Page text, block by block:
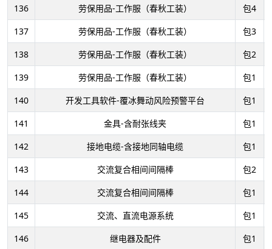
136
劳保用品-工作服（春秋工装）
包4
137
劳保用品-工作服（春秋工装）
包3
138
劳保用品-工作服（春秋工装）
包2
139
劳保用品-工作服（春秋工装）
包1
140
开发工具软件-覆冰舞动风险预警平台
包1
141
金具-含耐张线夹
包1
142
接地电缆-含接地同轴电缆
包1
143
交流复合相间间隔棒
包2
144
交流复合相间间隔棒
包1
145
交流、直流电源系统
包1
146
继电器及配件
包1